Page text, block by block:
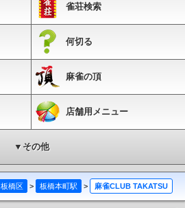
雀荘検索
何切る
麻雀の頂
店舗用メニュー
▼その他
板橋区 > 板橋本町駅 > 麻雀CLUB TAKATSU